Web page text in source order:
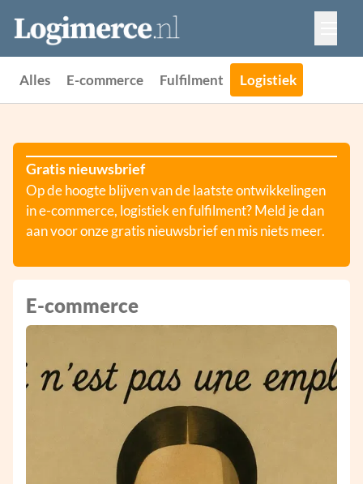
Vacatures
Events
Alles E-commerce Fulfilment Logistiek
Gratis nieuwsbrief
Op de hoogte blijven van de laatste ontwikkelingen
in e-commerce, logistiek en fulfilment? Meld je dan
aan voor onze gratis nieuwsbrief en mis niets meer.
E-commerce